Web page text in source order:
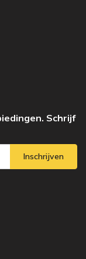
Schrijf
Inschrijven